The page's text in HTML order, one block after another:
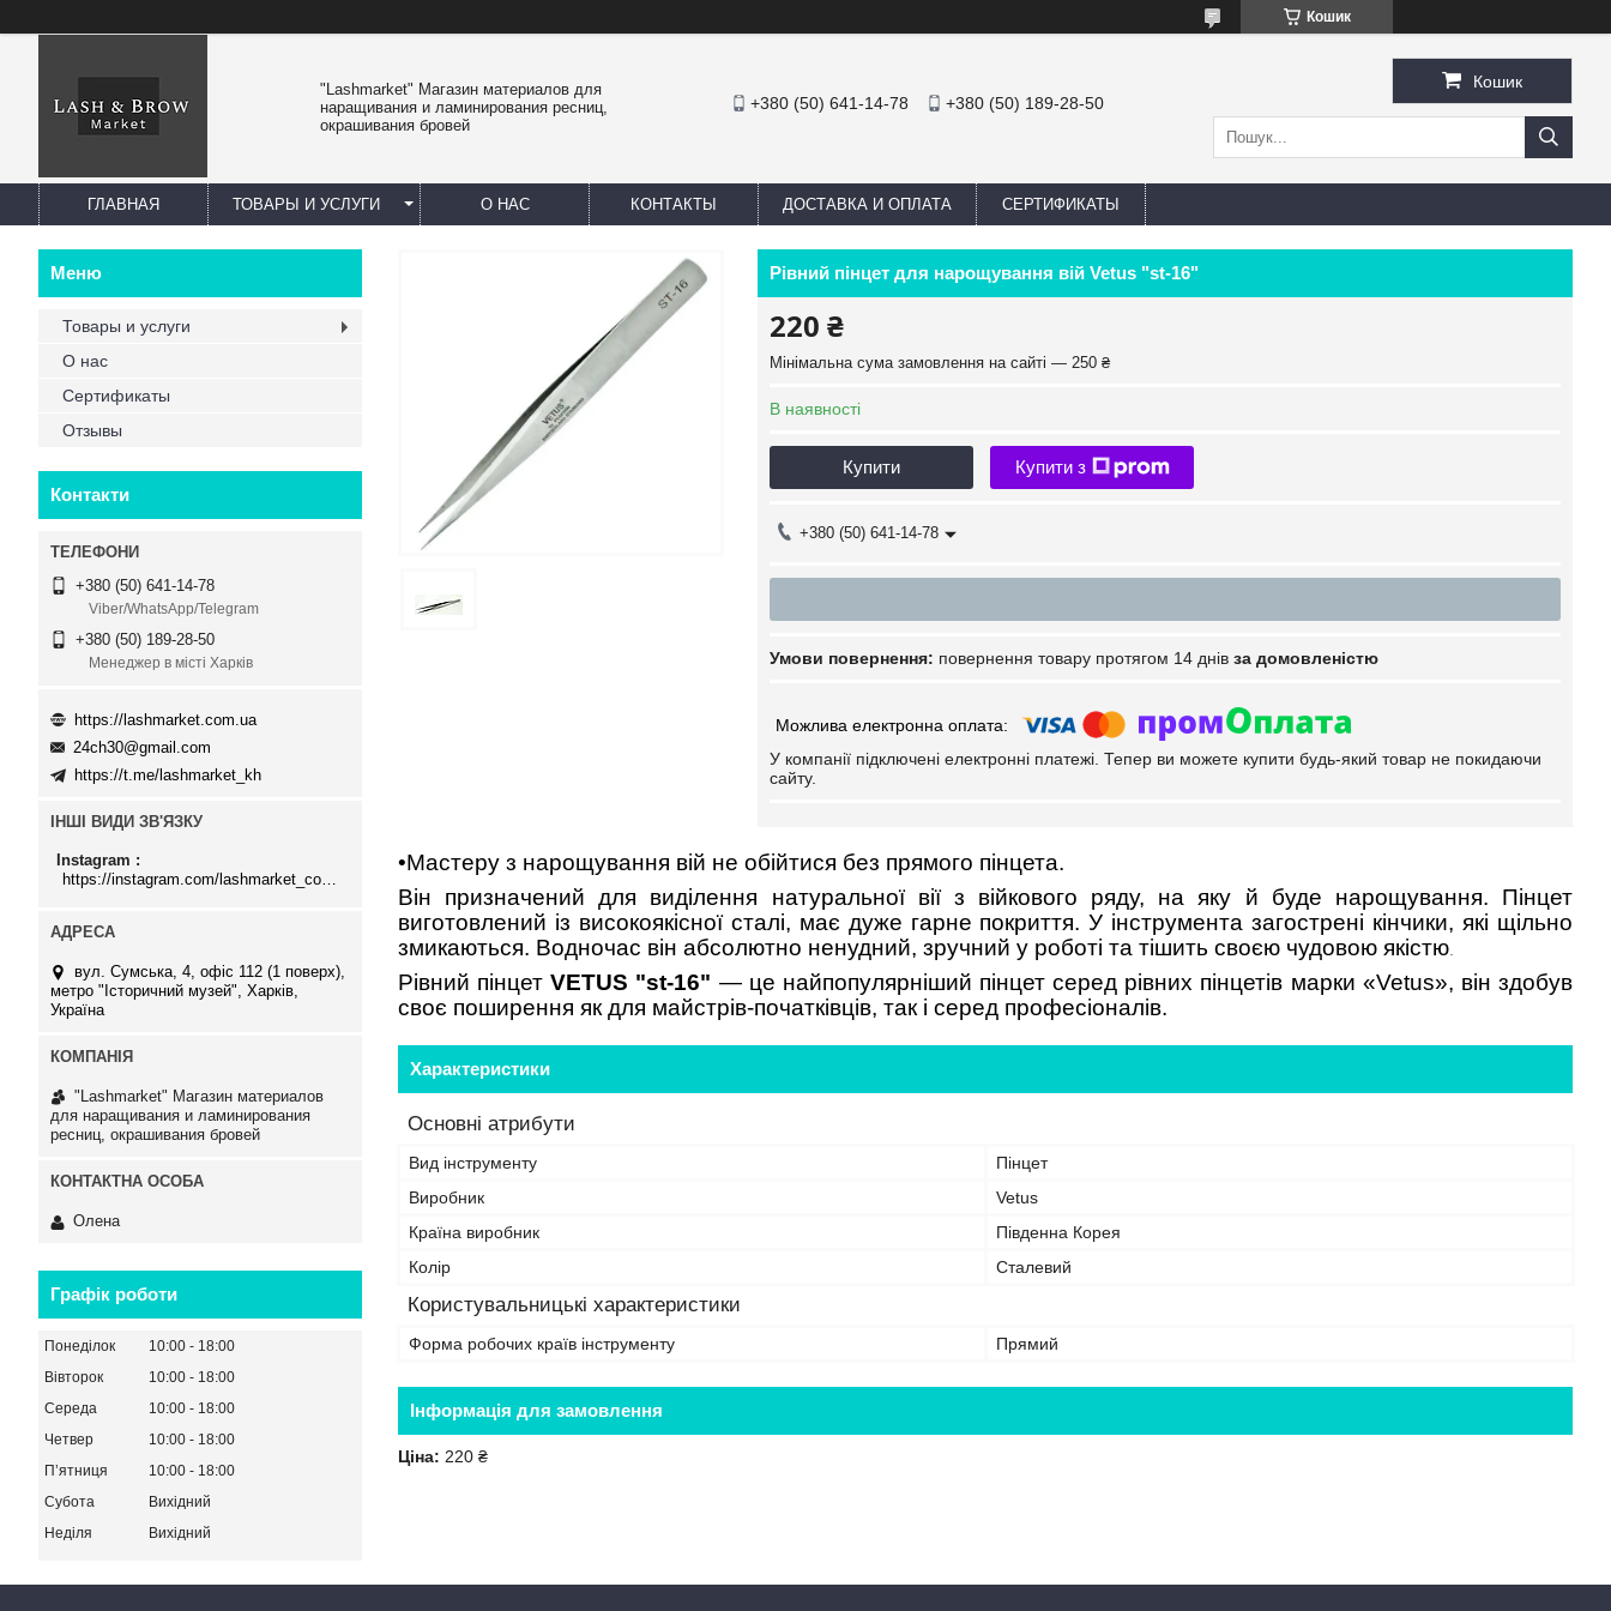
Кошик
"Lashmarket" Магазин материалов для
наращивания и ламинирования ресниц,
окрашивания бровей
+380 (50) 641-14-78 +380 (50) 189-28-50
Кошик
ГЛАВНАЯ ТОВАРЫ И УСЛУГИ О НАС КОНТАКТЫ ДОСТАВКА И ОПЛАТА СЕРТИФИКАТЫ
Рівний пінцет для нарощування вій Vetus "st-16"
220 ₴
Мінімальна сума замовлення на сайті — 250 ₴
В наявності
Купити Купити з
+380 (50) 641-14-78
повернення товару протягом 14 днів за домовленістю
У компанії підключені електронні платежі. Тепер ви можете купити будь-який товар не покидаючи
сайту.
•Мастеру з нарощування вій не обійтися без прямого пінцета.
Він призначений для виділення натуральної вії з війкового ряду, на яку й буде нарощування. Пінцет
виготовлений із високоякісної сталі, має дуже гарне покриття. У інструмента загострені кінчики, які щільно
змикаються. Водночас він абсолютно ненудний, зручний у роботі та тішить своєю чудовою якістю
Рівний пінцетVETUS "st-16" — це найпопулярніший пінцет серед рівних пінцетів марки «Vetus», він здобув
своє поширення як для майстрів-початківців, так і серед професіоналів.
Характеристики
Основні атрибути
Вид інструменту
Пінцет
Виробник
Vetus
Країна виробник
Південна Корея
Колір
Сталевий
Користувальницькі характеристики
Форма робочих країв інструменту Прямий
Інформація для замовлення
Ціна: 220 ₴
Товары и услуги
О нас
Сертификаты
Отзывы
Контакти
+380 (50) 641-14-78
Viber/WhatsApp/Telegram
+380 (50) 189-28-50
Менеджер в місті Харків
https://lashmarket.com.ua
24ch30@gmail.com
https://t.me/lashmarket_kh
ІНШІ ВИДИ ЗВ'ЯЗКУ
Instagram
вул. Сумська, 4, офіс 112 (1 поверх),
метро "Історичний музей", Харків,
Україна
"Lashmarket" Магазин материалов
для наращивания и ламинирования
ресниц, окрашивания бровей
Олена
Графік роботи
Понеділок 10:00
18:00
Вівторок
10:00
18:00
Середа
10:00
18:00
Четвер
10:00
18:00
Пʼятниця
10:00
18:00
Субота
Вихідний
Неділя
Вихідний